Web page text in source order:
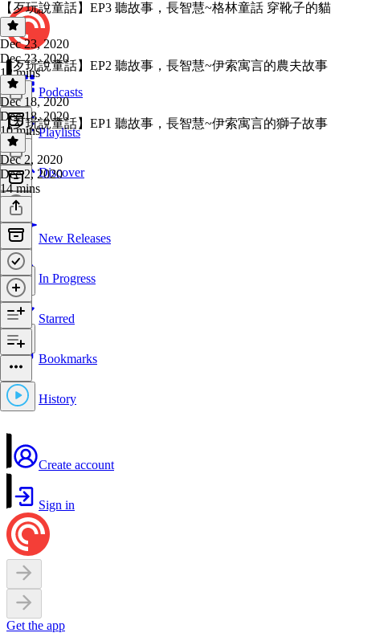
Podcasts
Playlists
Discover
New Releases
In Progress
Starred
Bookmarks
History
Create account
Sign in
Get the app
【歹玩說童話】EP3 聽故事，長智慧~格林童話 穿靴子的貓
Dec 23, 2020
Dec 23, 2020
12 mins
【歹玩說童話】EP2 聽故事，長智慧~伊索寓言的農夫故事
Dec 18, 2020
Dec 18, 2020
10 mins
【歹玩說童話】EP1 聽故事，長智慧~伊索寓言的獅子故事
Dec 2, 2020
Dec 2, 2020
14 mins